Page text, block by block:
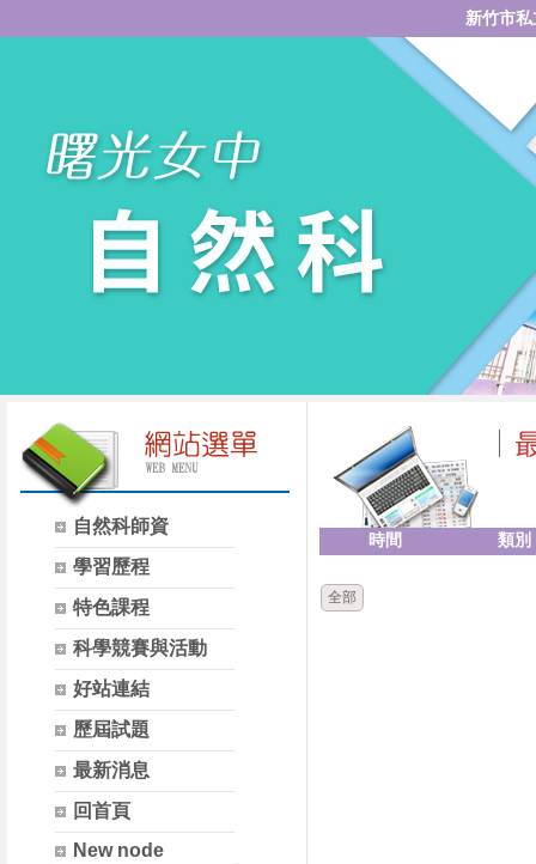
新竹市
自然科師資
學習歷程
特色課程
科學競賽與活動
好站連結
歷屆試題
最新消息
回首頁
New node
時間 類別
全部